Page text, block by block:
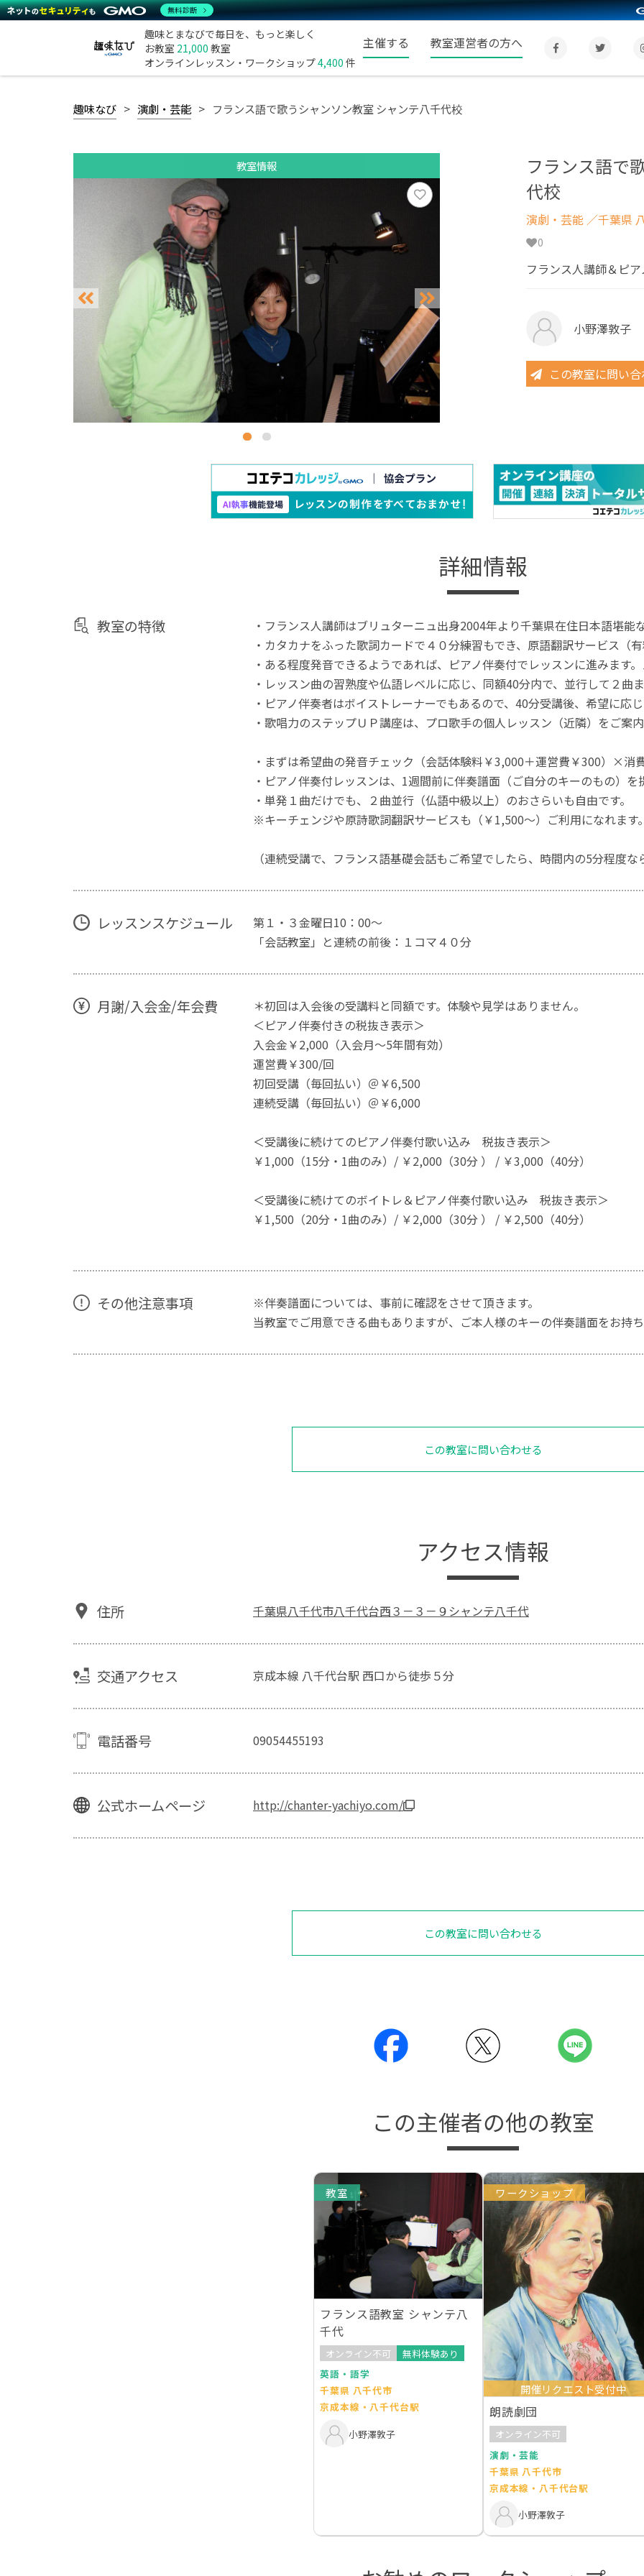
趣味とまなびで毎日を、もっと楽しく
お教室 21,000 教室
オンラインレッスン・ワークショップ4,400 件
主催する 教室運営者の方へ
趣味なび 演劇・芸能 フランス語で歌うシャンソン教室 シャンテ八千代校
教室情報
フランス語で
代校
演劇・芸能 ／千葉県
0
フランス人講師＆ピ
小野澤敦子
この教室に問い
詳細情報
教室の特徴
・フランス人講師はブリュターニュ出身2004年より千葉県在住日本語堪能
・カタカナをふった歌詞カードで４０分練習もでき、原語翻訳サービス（有
・ある程度発音できるようであれば、ピアノ伴奏付でレッスンに進みます
・レッスン曲の習熟度や仏語レベルに応じ、同額40分内で、並行して２曲ま
・ピアノ伴奏者はボイストレーナーでもあるので、40分受講後、希望に応
・歌唱力のステップＵＰ講座は、プロ歌手の個人レッスン（近隣）をご案内
・まずは希望曲の発音チェック（会話体験料￥3,000＋運営費￥300）×消
・ピアノ伴奏付レッスンは、1週間前に伴奏譜面（ご自分のキーのもの）を
・単発１曲だけでも、２曲並行（仏語中級以上）のおさらいも自由です。
※キーチェンジや原詩歌詞翻訳サービスも（￥1,500～）ご利用になれます。
（連続受講で、フランス語基礎会話もご希望でしたら、時間内の5分程度な
レッスンスケジュール
第１・３金曜日10：00～
「会話教室」と連続の前後：１コマ４０分
月謝/入会金/年会費
＊初回は入会後の受講料と同額です。体験や見学はありません。
＜ピアノ伴奏付きの税抜き表示＞
入会金￥2,000（入会月～5年間有効）
運営費￥300/回
初回受講（毎回払い）＠￥6,500
連続受講（毎回払い）＠￥6,000
＜受講後に続けてのピアノ伴奏付歌い込み 税抜き表示＞
￥1,000（15分・1曲のみ）/ ￥2,000（30分 ） / ￥3,000（40分）
＜受講後に続けてのボイトレ＆ピアノ伴奏付歌い込み 税抜き表示＞
￥1,500（20分・1曲のみ）/ ￥2,000（30分 ） / ￥2,500（40分）
その他注意事項
※伴奏譜面については、事前に確認をさせて頂きます。
当教室でご用意できる曲もありますが、ご本人様のキーの伴奏譜面をお持ち
この教室に問い合わせる
アクセス情報
住所 千葉県八千代市八千代台西３－３－９シャンテ八千代
交通アクセス 京成本線 八千代台駅 西口から徒歩５分
電話番号 09054455193
公式ホームページ http://chanter-yachiyo.com/
この教室に問い合わせる
この主催者の他の教室
教室
フランス語教室 シャンテ八
千代
オンライン不可
無料体験あり
英語・語学
千葉県 八千代市
京成本線・八千代台駅
小野澤敦子
ワークショップ
開催リクエスト受付中
朗読劇団
オンライン不可
演劇・芸能
千葉県 八千代市
京成本線・八千代台駅
小野澤敦子
無料診断